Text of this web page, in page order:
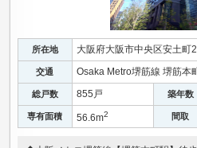
所在地 大阪府大阪市中央区安土町
交通 Osaka Metro堺筋線 堺筋本
総戸数 855戸 築年数
専有面積 56.6m2 間取